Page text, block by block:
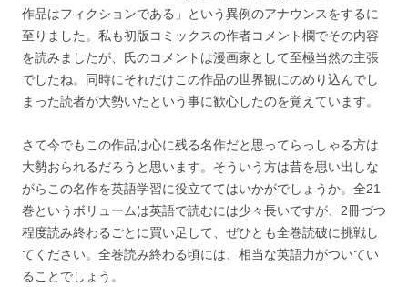
作品はフィクションである」という異例のアナウンスをするに
至りました。私も初版コミックスの作者コメント欄でその内容
を読みましたが、氏のコメントは漫画家として至極当然の主張
でしたね。同時にそれだけこの作品の世界観にのめり込んでし
まった読者が大勢いたという事に歓心したのを覚えています。
さて今でもこの作品は心に残る名作だと思ってらっしゃる方は
大勢おられるだろうと思います。そういう方は昔を思い出しな
がらこの名作を英語学習に役立ててはいかがでしょうか。全21
巻というボリュームは英語で読むには少々長いですが、2冊づつ
程度読み終わるごとに買い足して、ぜひとも全巻読破に挑戦し
てください。全巻読み終わる頃には、相当な英語力がついてい
ることでしょう。